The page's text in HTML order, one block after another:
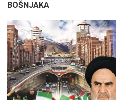
BOŠNJAKA